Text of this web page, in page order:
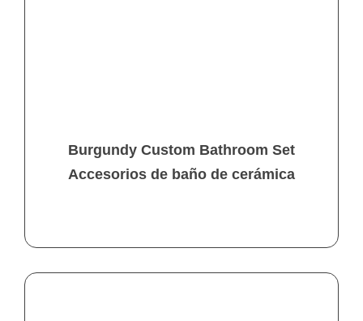
Burgundy Custom Bathroom Set
Accesorios de baño de cerámica